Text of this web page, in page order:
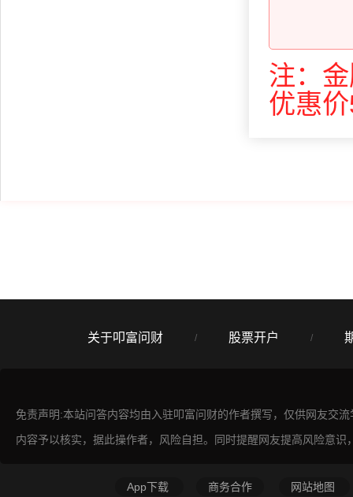
注：
优惠
关于叩富问财 / 股票开户 /
免责声明:本站问答内容均由入驻叩富问财的作者撰写，仅供网友交
内容予以核实，据此操作者，风险自担。同时提醒网友提高风险意
App下载 商务合作 网站地图